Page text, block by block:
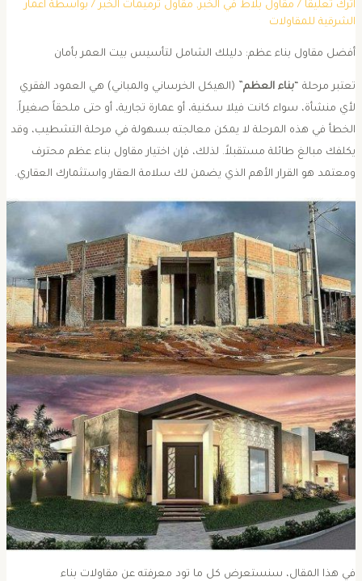
تعليقاً / مقاول بلاط في الخبر,مقاول ترميمات الخبر/ بواسطة اعمار
للمقاولات
مقاول بناء عظم: دليلك الشامل لتأسيس بيت العمر بأمان
مرحلة “بناء العظم” (الهيكل الخرساني والمباني) هي العمود الفقري
منشأة، سواء كانت فيلا سكنية، أو عمارة تجارية، أو حتى ملحقاً صغيراً.
في هذه المرحلة لا يمكن معالجته بسهولة في مرحلة التشطيب، وقد
مبالغ طائلة مستقبلاً. لذلك، فإن اختيار مقاول بناء عظم محترف
هو القرار الأهم الذي يضمن لك سلامة العقار واستثمارك العقاري.
هذا المقال، سنستعرض كل ما تود معرفته عن مقاولات بناء